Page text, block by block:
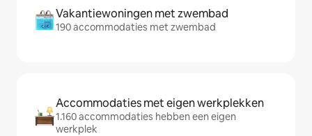
Vakantiewoningen met zwembad
190 accommodaties met zwembad
Accommodaties met eigen werkplekken
1.160 accommodaties hebben een eigen
werkplek